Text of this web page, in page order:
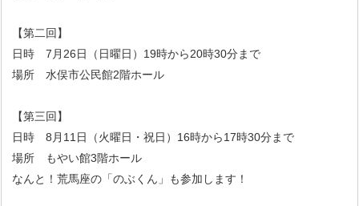
【第二回】
日時 7月26日（日曜日）19時から20時30分まで
場所 水俣市公民館2階ホール
【第三回】
日時 8月11日（火曜日・祝日）16時から17時30分まで
場所 もやい館3階ホール
なんと！荒馬座の「のぶくん」も参加します！